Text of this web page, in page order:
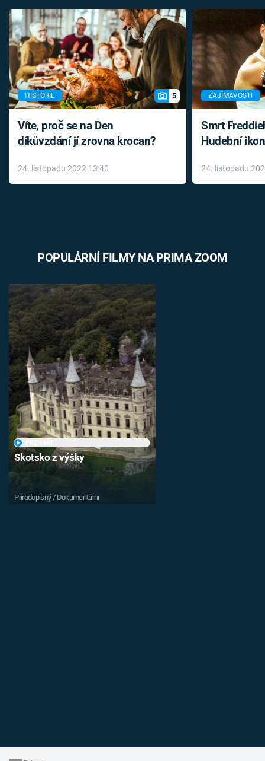
HISTORIE 5
Víte, proč se na Den
díkůvzdání jí zrovna krocan?
24. listopadu 2022 13:40
ZAJÍMAVOSTI
Smrt
Hudební
léky
24. listopadu
POPULÁRNÍ FILMY NA PRIMA ZOOM
Skotsko z výšky
Přírodopisný / Dokumentární